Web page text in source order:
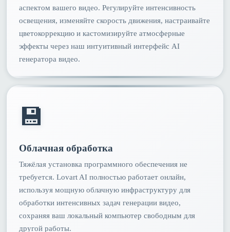
аспектом вашего видео. Регулируйте интенсивность
освещения, изменяйте скорость движения, настраивайте
цветокоррекцию и кастомизируйте атмосферные
эффекты через наш интуитивный интерфейс AI
генератора видео.
💾
Облачная обработка
Тяжёлая установка программного обеспечения не
требуется. Lovart AI полностью работает онлайн,
используя мощную облачную инфраструктуру для
обработки интенсивных задач генерации видео,
сохраняя ваш локальный компьютер свободным для
другой работы.